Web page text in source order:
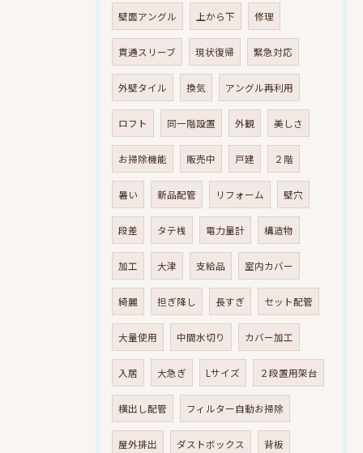
壁面アングル 上から下 修理
貫通スリーブ 現状復帰 緊急対応
外壁タイル 換気 アングル再利用
ロフト 同一階設置 外観 美しさ
お掃除機能 販売中 戸建 ２階
暑い 新品配管 リフォーム 壁穴
段差 タテ桟 電力量計 構造物
加工 大津 支給品 室内カバー
綺麗 担ぎ降し 長すぎ セット配管
大量使用 中間水切り カバー加工
入居 大急ぎ Lサイズ ２段置用架台
横出し配管 フィルター自動お掃除
屋外排出 ダストボックス 背板